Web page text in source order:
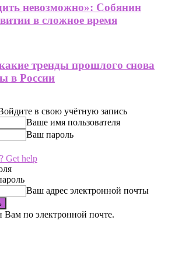
невозможно»: Собянин
в сложное время
тренды прошлого снова
в России
в свою учётную запись
Ваше имя пользователя
Ваш пароль
Get help
Ваш адрес электронной почты
Вам по электронной почте.